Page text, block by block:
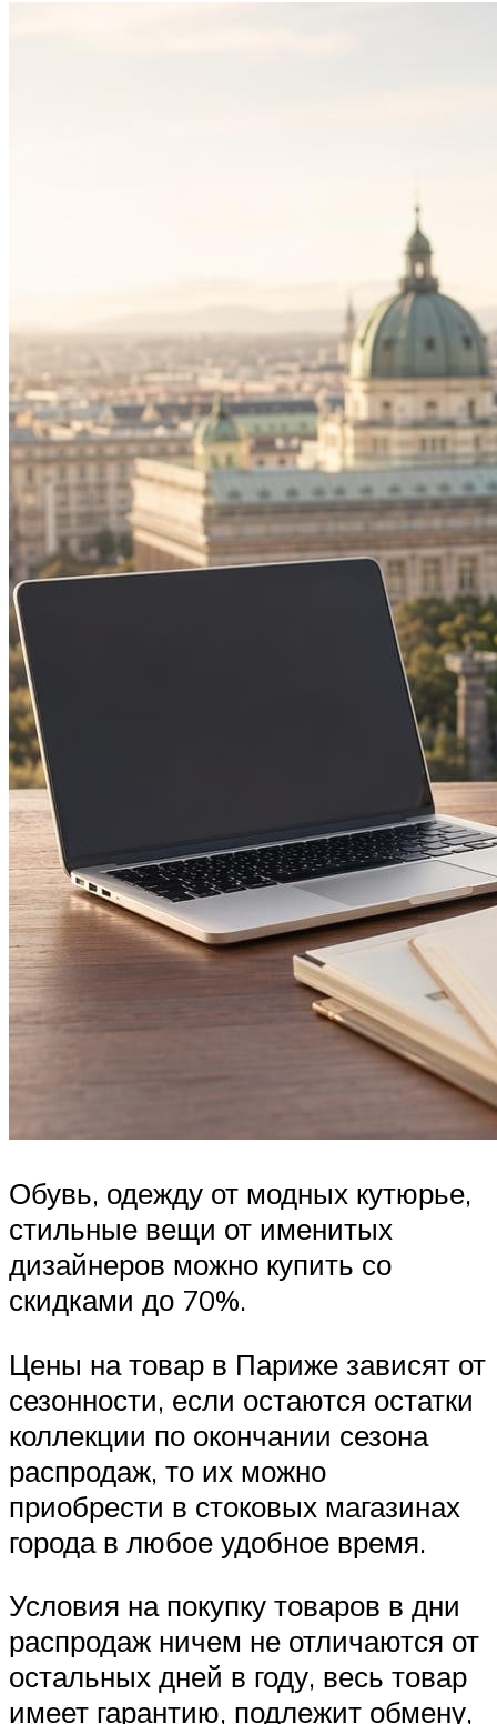
Обувь, одежду от модных кутюрье,
стильные вещи от именитых
дизайнеров можно купить со
скидками до 70%.
Цены на товар в Париже зависят от
сезонности, если остаются остатки
коллекции по окончании сезона
распродаж, то их можно
приобрести в стоковых магазинах
города в любое удобное время.
Условия на покупку товаров в дни
распродаж ничем не отличаются от
остальных дней в году, весь товар
имеет гарантию, подлежит обмену,